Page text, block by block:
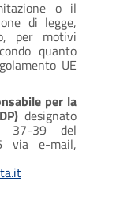
o il
di legge,
per motivi
quanto
UE
per la
designato
37-39 del
via e-mail,